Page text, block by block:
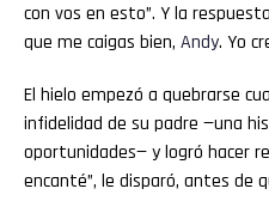
con vos en esto”. Y la
que me caigas bien, Andy. Yo
El hielo empezó a quebrarse
infidelidad de su padre —una
oportunidades— y logró hacer
encanté”, le disparó, antes de